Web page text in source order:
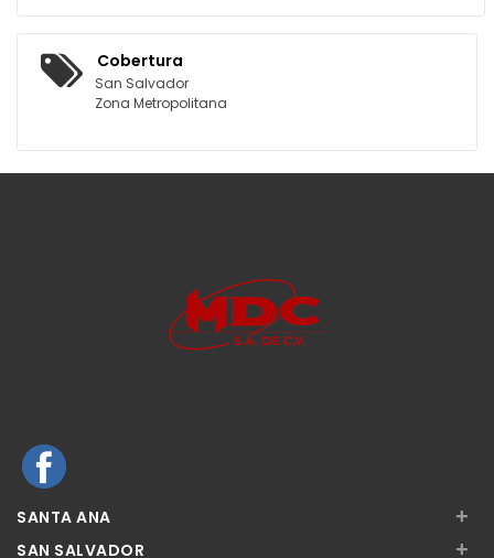
Cobertura
San Salvador
Zona Metropolitana
SANTA ANA +
SAN SALVADOR +